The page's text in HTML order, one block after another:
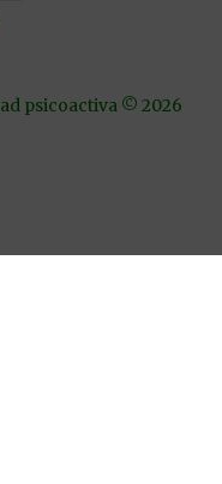
psicoactiva © 2026